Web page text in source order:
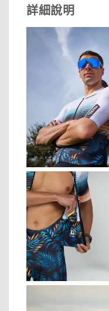
詳細說明